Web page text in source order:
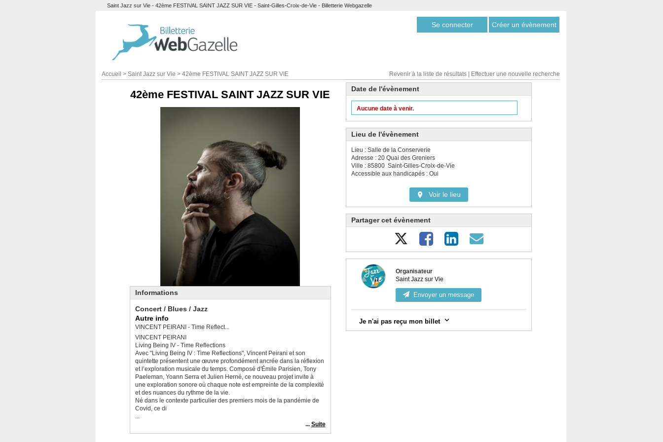
Saint Jazz sur Vie - 42ème FESTIVAL SAINT JAZZ SUR VIE - Saint-Gilles-Croix-de-Vie - Billetterie Webgazelle
Se connecter Créer un évènement
Accueil > Saint Jazz sur Vie > 42ème FESTIVAL SAINT JAZZ SUR VIE Revenir à la liste de résultats Effectuer une nouvelle recherche
42ème FESTIVAL SAINT JAZZ SUR VIE
Informations
Concert / Blues / Jazz
Autre info
VINCENT PEIRANI - Time Reflect...
VINCENT PEIRANI
Living Being IV - Time Reflections
Avec "Living Being IV : Time Reflections", Vincent Peirani et son
quintette présentent une œuvre profondément ancrée dans la réflexion
et l’exploration musicale du temps. Composé d'Émile Parisien, Tony
Paeleman, Yoann Serra et Julien Herné, ce nouveau projet invite à
une exploration sonore où chaque note est empreinte de la complexité
et des nuances du rythme de la vie.
Né dans le contexte particulier des premiers mois de la pandémie de
Covid, ce di
...
... Suite
Date de l'évènement
Aucune date à venir.
Lieu de l'évènement
Lieu : Salle de la Conserverie
Adresse : 20 Quai des Greniers
Ville : 85800 Saint-Gilles-Croix-de-Vie
Accessible aux handicapés : Oui
Voir le lieu
Partager cet évènement
Organisateur
Saint Jazz sur Vie
Envoyer un message
Je n'ai pas reçu mon billet